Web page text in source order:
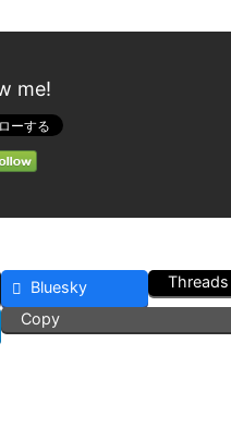
me!
Bluesky Threads
Copy